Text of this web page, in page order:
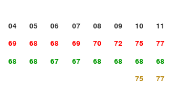
04 05 06 07 08 09 10 11
69 68 68 69 70 72 75 77
68 68 67 67 68 68 68 68
75 77